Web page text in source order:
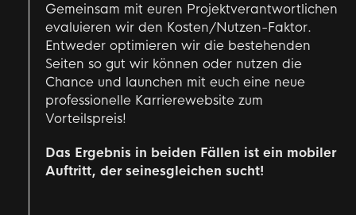
Gemeinsam mit euren Projektverantwortlichen
evaluieren wir den Kosten/Nutzen-Faktor.
Entweder optimieren wir die bestehenden
Seiten so gut wir können oder nutzen die
Chance und launchen mit euch eine neue
professionelle Karrierewebsite zum
Vorteilspreis!
Das Ergebnis in beiden Fällen ist ein mobiler
Auftritt, der seinesgleichen sucht!